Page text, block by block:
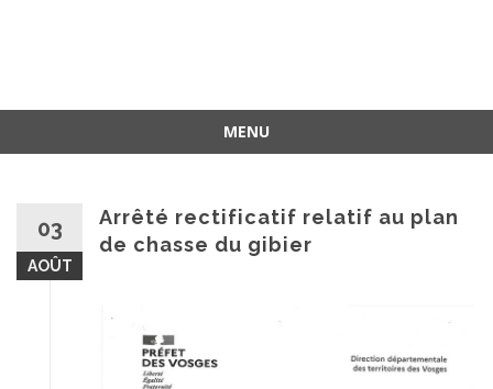
MENU
03
AOÛT
Arrêté rectificatif relatif au plan
de chasse du gibier